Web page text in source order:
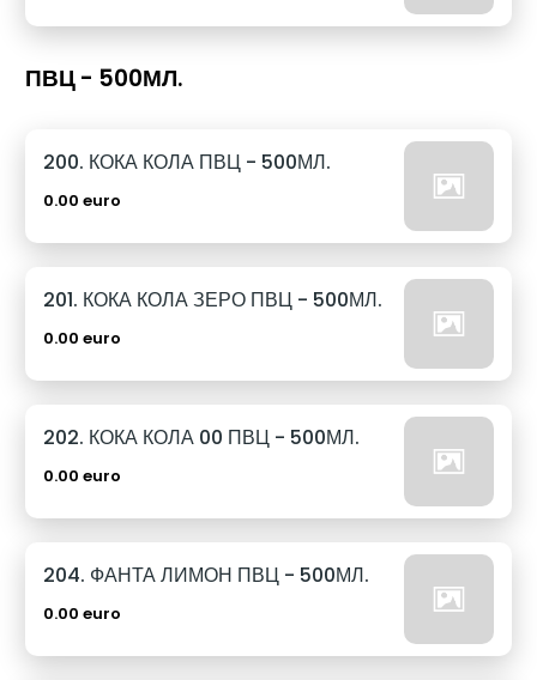
ПВЦ - 500МЛ.
200. КОКА КОЛА ПВЦ - 500МЛ.
0.00 euro
201. КОКА КОЛА ЗЕРО ПВЦ - 500МЛ.
0.00 euro
202. КОКА КОЛА 00 ПВЦ - 500МЛ.
0.00 euro
204. ФАНТА ЛИМОН ПВЦ - 500МЛ.
0.00 euro